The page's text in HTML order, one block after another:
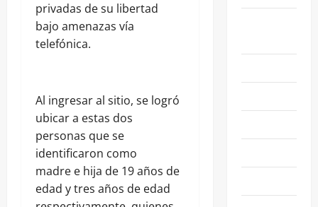
privadas de su libertad
bajo amenazas vía
telefónica.
Al ingresar al sitio, se logró
ubicar a estas dos
personas que se
identificaron como
madre e hija de 19 años de
edad y tres años de edad